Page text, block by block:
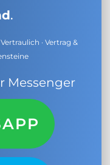
.
· Vertrag &
Messenger